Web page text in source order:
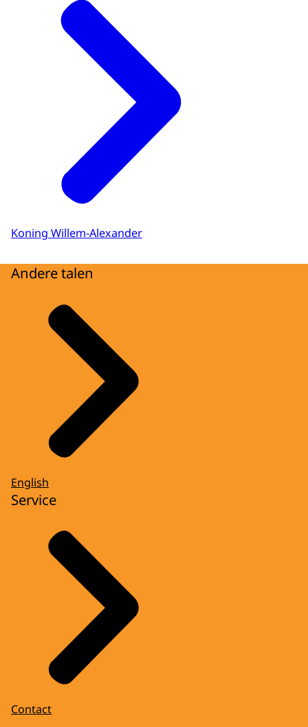
Koning Willem-Alexander
Andere talen
English
Service
Contact